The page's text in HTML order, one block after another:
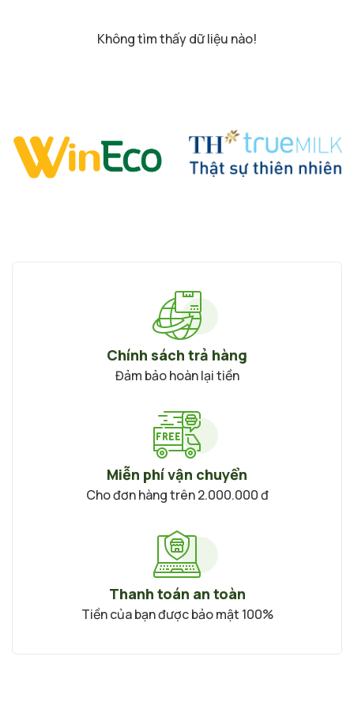
Không tìm thấy dữ liệu nào!
Chính sách trả hàng
Đảm bảo hoàn lại tiền
Miễn phí vận chuyển
Cho đơn hàng trên 2.000.000 đ
Thanh toán an toàn
Tiền của bạn được bảo mật 100%